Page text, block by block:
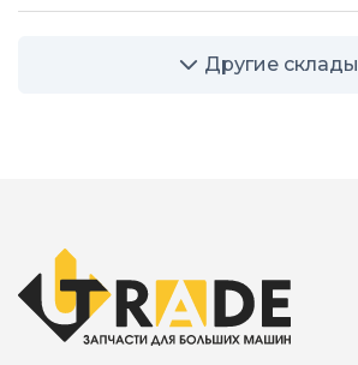
Другие склады